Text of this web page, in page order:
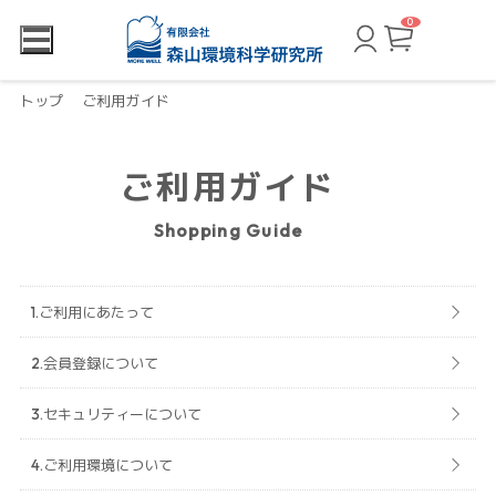
カ
ペ
0
トップ ご利用ガイド
ご利用ガイド
Shopping Guide
ご利用にあたって
会員登録について
セキュリティーについて
ご利用環境について